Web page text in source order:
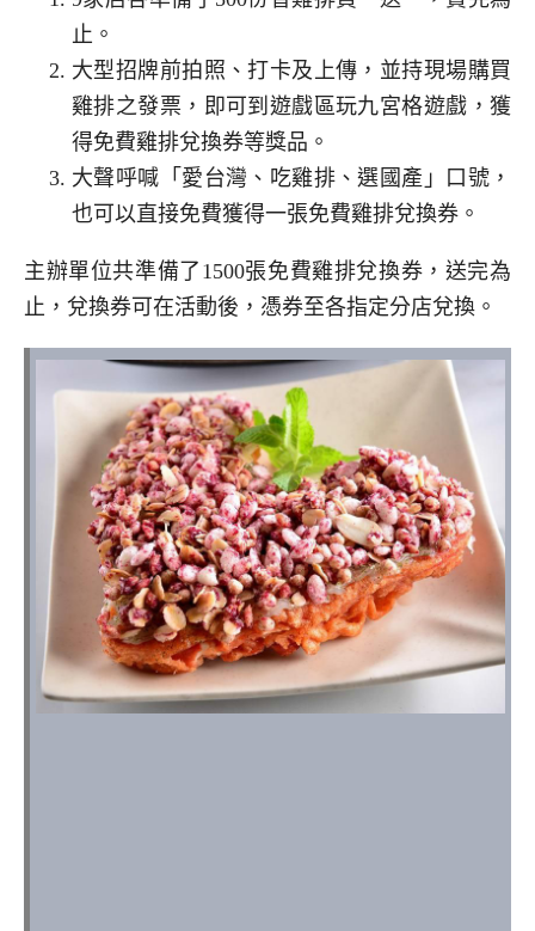
止。
大型招牌前拍照、打卡及上傳，並持現場購買
雞排之發票，即可到遊戲區玩九宮格遊戲，獲
得免費雞排兌換券等獎品。
大聲呼喊「愛台灣、吃雞排、選國產」口號，
也可以直接免費獲得一張免費雞排兌換券。
主辦單位共準備了1500張免費雞排兌換券，送完為
止，兌換券可在活動後，憑券至各指定分店兌換。